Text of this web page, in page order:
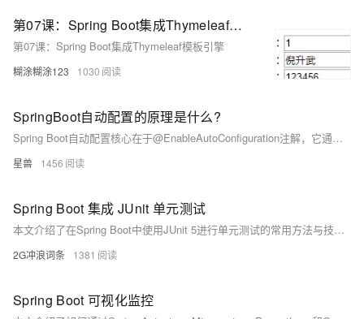
第07课：Spring Boot集成Thymeleaf模板引擎
第07课：Spring Boot集成Thymeleaf模板引擎
糊涂糊涂123 1030
SpringBoot自动配置的原理是什么?
Spring Boot自动配置核心在于@EnableAutoConfiguration注解，它通过@Import导入配置选择器，加载META-INF/spring.factories中定义的自动配置类。这些类根据@Conditional系列注解判断是否生效。但Spring Boot 3.0后已弃用spring.factories，改用新格式的.imports文件进行配置。
星兽 1456
Spring Boot 集成 JUnit 单元测试
本文介绍了在Spring Boot中使用JUnit 5进行单元测试的常用方法与技巧，包括添加依赖、编写测试类、使用@SpringBootTest参数、自动装配测试模块（如JSON、MVC、WebFlux、JDBC等），以及@MockBean和@SpyBean的应用。内容实用，适合Java开发者参考学习。
2G冲浪词条 1381
Spring Boot 可视化监控